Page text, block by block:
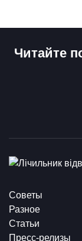
Читайте
Советы
Разное
Статьи
Пресс-релизы